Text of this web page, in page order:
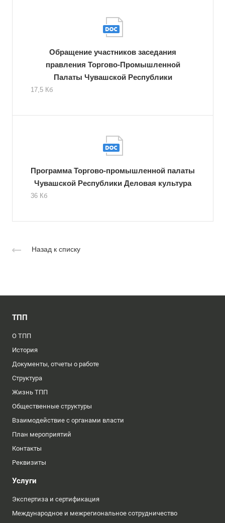
Обращение участников заседания
правления Торгово-Промышленной
Палаты Чувашской Республики
17,5 Кб
Программа Торгово-промышленной палаты
Чувашской Республики Деловая культура
36 Кб
Назад к списку
ТПП
О ТПП
История
Документы, отчеты о работе
Структура
Жизнь ТПП
Общественные структуры
Взаимодействие с органами власти
План мероприятий
Контакты
Реквизиты
Услуги
Экспертиза и сертификация
Международное и межрегиональное сотрудничество